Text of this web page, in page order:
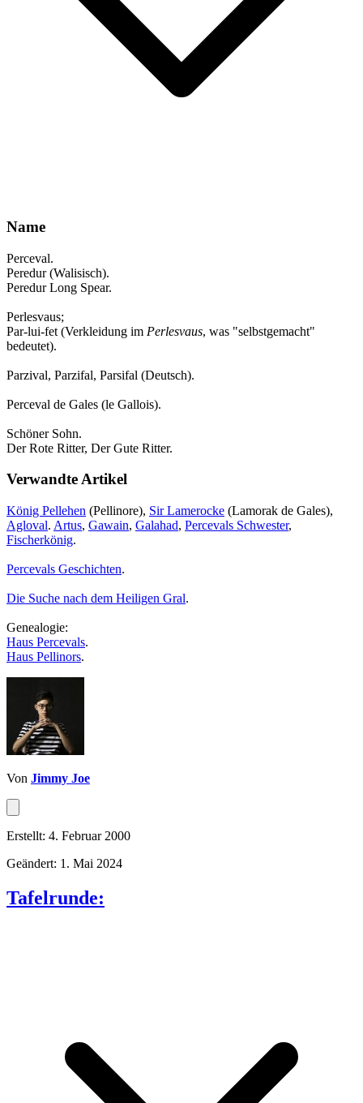
Name
Perceval.
Peredur (Walisisch).
Peredur Long Spear.
Perlesvaus;
Par-lui-fet (Verkleidung im Perlesvaus, was "selbstgemacht"
bedeutet).
Parzival, Parzifal, Parsifal (Deutsch).
Perceval de Gales (le Gallois).
Schöner Sohn.
Der Rote Ritter, Der Gute Ritter.
Verwandte Artikel
König Pellehen (Pellinore), Sir Lamerocke (Lamorak de Gales),
Agloval. Artus, Gawain, Galahad, Percevals Schwester,
Fischerkönig.
Percevals Geschichten.
Die Suche nach dem Heiligen Gral.
Genealogie:
Haus Percevals.
Haus Pellinors.
Von Jimmy Joe
Erstellt: 4. Februar 2000
Geändert: 1. Mai 2024
Tafelrunde: